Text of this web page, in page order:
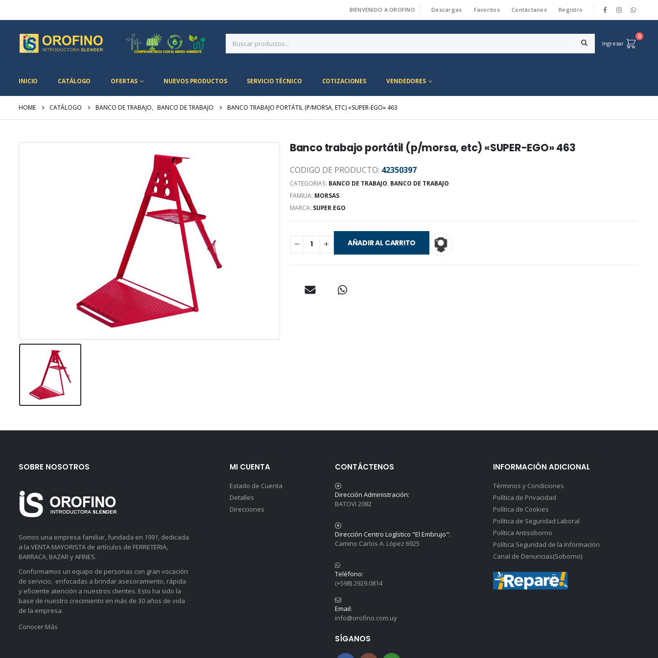
BIENVENIDO A OROFINO Descargas Favoritos Contáctanos Registro
Ingresar
0
INICIO CATÁLOGO OFERTAS NUEVOS PRODUCTOS SERVICIO TÉCNICO COTIZACIONES VENDEDORES
HOME CATÁLOGO BANCO DE TRABAJO, BANCO DE TRABAJO BANCO TRABAJO PORTÁTIL (P/MORSA, ETC) «SUPER-EGO» 463
Banco trabajo portátil (p/morsa, etc) «SUPER-EGO» 463
CODIGO DE PRODUCTO: 42350397
CATEGORIAS: BANCO DE TRABAJO, BANCO DE TRABAJO
FAMILIA: MORSAS
MARCA: SUPER EGO
AÑADIR AL CARRITO
SOBRE NOSOTROS
Somos una empresa familiar, fundada en 1991, dedicada
a la VENTA MAYORISTA de artículos de FERRETERIA,
BARRACA, BAZAR y AFINES.
Conformamos un equipo de personas con gran vocación
de servicio, enfocadas a brindar asesoramiento, rápida
y eficiente atención a nuestros clientes. Esto ha sido la
base de nuestro crecimiento en más de 30 años de vida
de la empresa.
Conocer Más
MI CUENTA
Estado de Cuenta
Detalles
Direcciones
CONTÁCTENOS
Dirección Administración:
BATOVI 2082
Dirección Centro Logístico "El Embrujo":
Camino Carlos A. López 6925
Teléfono:
(+598) 2929.0814
Email:
info@orofino.com.uy
SÍGANOS
INFORMACIÓN ADICIONAL
Términos y Condiciones
Política de Privacidad
Política de Cookies
Política de Seguridad Laboral
Política Antisoborno
Política Seguridad de la Información
Canal de Denuncias(Soborno)